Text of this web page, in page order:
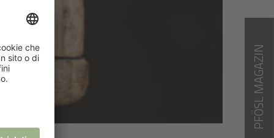
PFÖSL MAGAZIN